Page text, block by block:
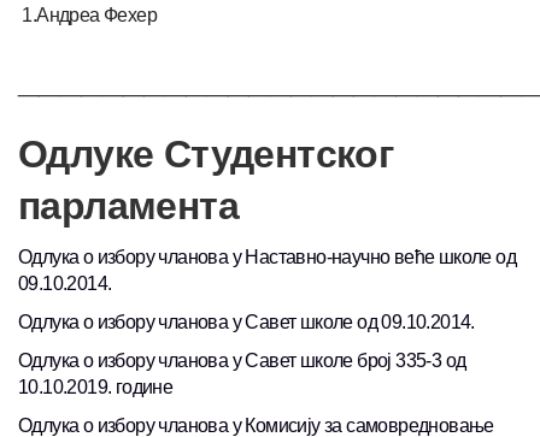
1.Андреа Фехер
Одлуке Студентског
парламента
Одлука о избору чланова у Наставно-научно веће школе од
09.10.2014.
Одлука о избору чланова у Савет школе од 09.10.2014.
Одлука о избору чланова у Савет школе број 335-3 од
10.10.2019. године
Одлука о избору чланова у Комисију за самовредновање